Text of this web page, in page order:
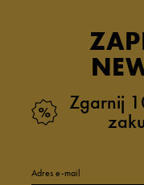
Zgarnij
Adres e-mail